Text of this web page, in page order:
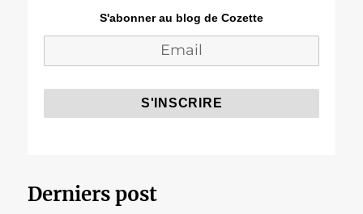
S'abonner au blog de Cozette
Derniers post